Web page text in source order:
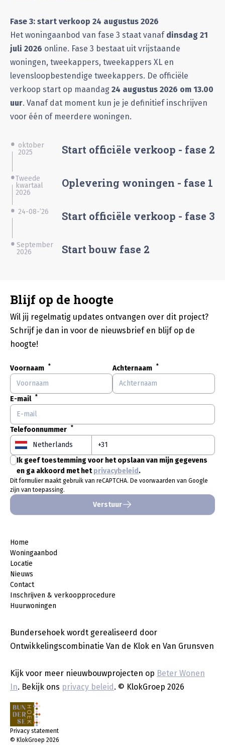
Fase 3: start verkoop 24 augustus 2026
Het woningaanbod van fase 3 staat vanaf dinsdag 21
juli 2026 online. Fase 3 bestaat uit vrijstaande
woningen, tweekappers, tweekappers XL en
levensloopbestendige tweekappers. De officiële
verkoop start op maandag 24 augustus 2026 om 13.00
uur. Vanaf dat moment kun je je definitief inschrijven
voor één of meerdere woningen.
• oktober
2025
Start officiële verkoop - fase 2
•Tweede
kwartaal
2026
Oplevering woningen - fase 1
• 24-08-’26 Start officiële verkoop - fase 3
• September
2026
Start bouw fase 2
Blijf op de hoogte
Wil jij regelmatig updates ontvangen over dit project?
Schrijf je dan in voor de nieuwsbrief en blijf op de
hoogte!
Voornaam * Achternaam *
E-mail *
Telefoonnummer *
Ik geef toestemming voor het opslaan van mijn gegevens
en ga akkoord met hetprivacybeleid .
Dit formulier maakt gebruik van reCAPTCHA. De voorwaarden van Google
zijn van toepassing.
Verstuur
Home
Woningaanbod
Locatie
Nieuws
Contact
Inschrijven & verkoopprocedure
Huurwoningen
Bundersehoek wordt gerealiseerd door
Ontwikkelingscombinatie Van de Klok en Van Grunsven
Kijk voor meer nieuwbouwprojecten op Beter Wonen
In. Bekijk ons privacy beleid. © KlokGroep 2026
Privacy statement
© KlokGroep 2026